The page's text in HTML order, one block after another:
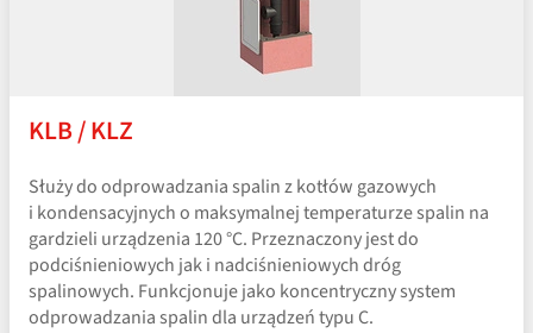
KLB / KLZ
Służy do odprowadzania spalin z kotłów gazowych
i kondensacyjnych o maksymalnej temperaturze spalin na
gardzieli urządzenia 120 °C. Przeznaczony jest do
podciśnieniowych jak i nadciśnieniowych dróg
spalinowych. Funkcjonuje jako koncentryczny system
odprowadzania spalin dla urządzeń typu C.